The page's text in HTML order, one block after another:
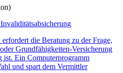
die Beratung zu der Frage,
Grundfähigkeiten-Versicherung
ist. Ein Computerprogramm
und spart dem Vermittler